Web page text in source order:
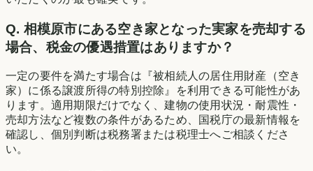
Q. 相模原市にある空き家となった実家を売却する
場合、税金の優遇措置はありますか？
一定の要件を満たす場合は『被相続人の居住用財産（空き
家）に係る譲渡所得の特別控除』を利用できる可能性があ
ります。適用期限だけでなく、建物の使用状況・耐震性・
売却方法など複数の条件があるため、国税庁の最新情報を
確認し、個別判断は税務署または税理士へご相談くださ
い。